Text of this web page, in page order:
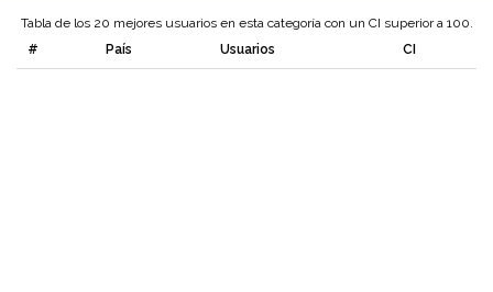
Tabla de los 20 mejores usuarios en esta categoría con un CI superior a 100.
#
País Usuarios CI